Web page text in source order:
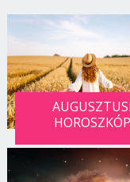
AUGUSZTUSI
HOROSZKÓP